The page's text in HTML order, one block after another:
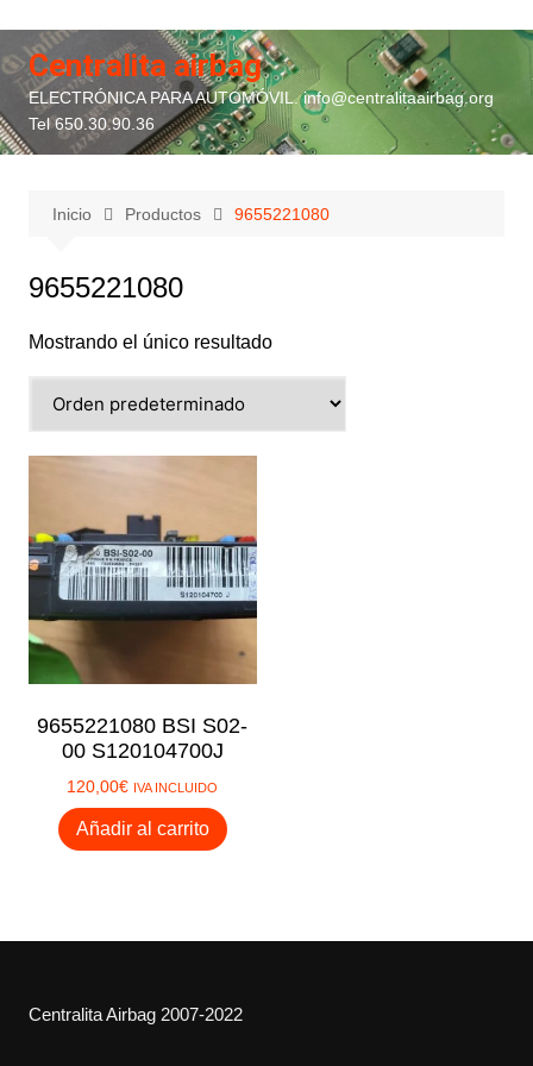
contenido
Centralita airbag
ELECTRÓNICA PARA AUTOMÓVIL. info@centralitaairbag.org
Tel 650.30.90.36
Inicio Productos 9655221080
9655221080
Mostrando el único resultado
9655221080 BSI S02-
00 S120104700J
120,00€ IVA INCLUIDO
Añadir al carrito
Centralita Airbag 2007-2022